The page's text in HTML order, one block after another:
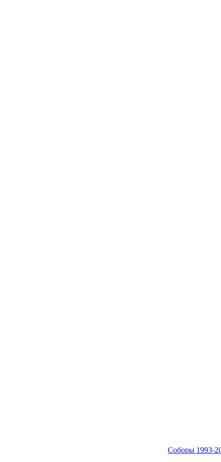
Соборы 1993-